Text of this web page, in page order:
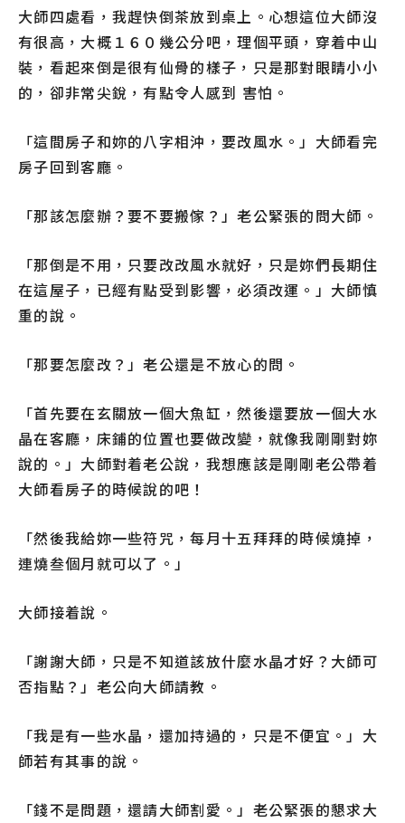
大師四處看，我趕快倒茶放到桌上。心想這位大師沒
有很高，大概１６０幾公分吧，理個平頭，穿着中山
裝，看起來倒是很有仙骨的樣子，只是那對眼睛小小
的，卻非常尖銳，有點令人感到 害怕。
「這間房子和妳的八字相沖，要改風水。」大師看完
房子回到客廳。
「那該怎麼辦？要不要搬傢？」老公緊張的問大師。
「那倒是不用，只要改改風水就好，只是妳們長期住
在這屋子，已經有點受到影響，必須改運。」大師慎
重的說。
「那要怎麼改？」老公還是不放心的問。
「首先要在玄關放一個大魚缸，然後還要放一個大水
晶在客廳，床鋪的位置也要做改變，就像我剛剛對妳
說的。」大師對着老公說，我想應該是剛剛老公帶着
大師看房子的時候說的吧！
「然後我給妳一些符咒，每月十五拜拜的時候燒掉，
連燒叁個月就可以了。」
大師接着說。
「謝謝大師，只是不知道該放什麼水晶才好？大師可
否指點？」老公向大師請教。
「我是有一些水晶，還加持過的，只是不便宜。」大
師若有其事的說。
「錢不是問題，還請大師割愛。」老公緊張的懇求大